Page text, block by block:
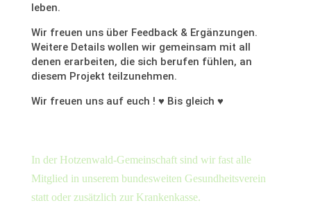
leben.
Wir freuen uns über Feedback & Ergänzungen.
Weitere Details wollen wir gemeinsam mit all
denen erarbeiten, die sich berufen fühlen, an
diesem Projekt teilzunehmen.
Wir freuen uns auf euch ! ♥ Bis gleich ♥
In der Hotzenwald-Gemeinschaft sind wir fast alle
Mitglied in unserem bundesweiten Gesundheitsverein
statt oder zusätzlich zur Krankenkasse.